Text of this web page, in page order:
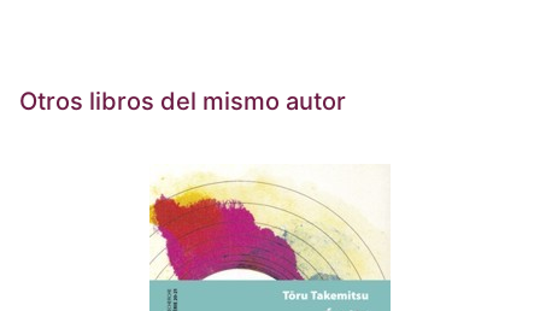
Otros libros del mismo autor